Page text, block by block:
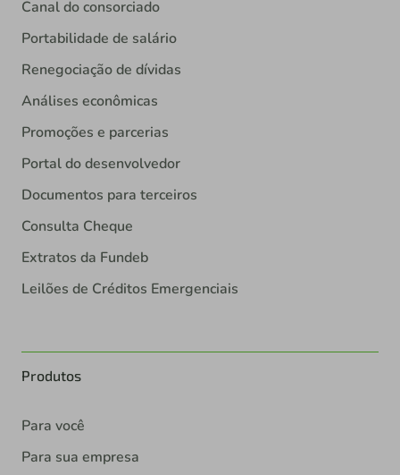
Canal do consorciado
Portabilidade de salário
Renegociação de dívidas
Análises econômicas
Promoções e parcerias
Portal do desenvolvedor
Documentos para terceiros
Consulta Cheque
Extratos da Fundeb
Leilões de Créditos Emergenciais
Produtos
Para você
Para sua empresa